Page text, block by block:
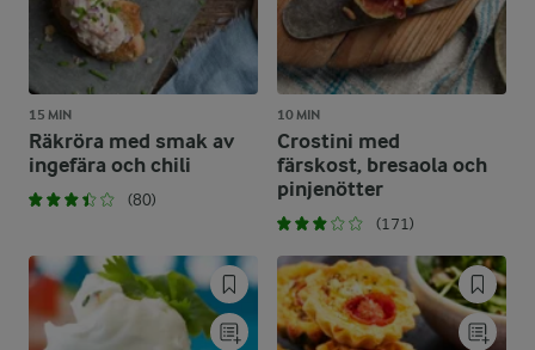
15 MIN
Räkröra med smak av
ingefära och chili
(80)
10 MIN
Crostini med
färskost, bresaola och
pinjenötter
(171)